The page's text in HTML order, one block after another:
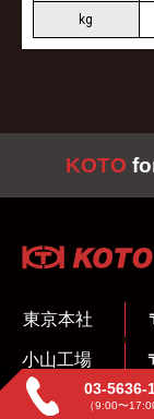
kg
KOTO
東京本社
小山工場
さいたま倉庫
03-5636-
（9:00〜